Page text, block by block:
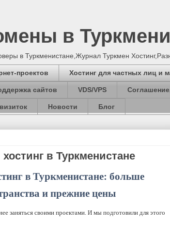
в
в Туркменистане,Журнал Туркмен
проектов Хостинг для частных лиц и
сайтов VDS/VPS
Новости Блог
в Туркменистане
в Туркменистане: больше
и прежние цены
заняться своими проектами. И мы подготовили для этого